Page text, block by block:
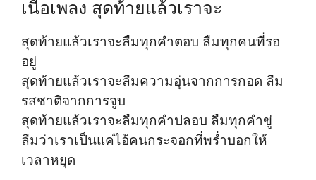
เนื้อเพลง สุดท้ายแล้วเราจะ
สุดท้ายแล้วเราจะลืมทุกคำตอบ ลืมทุกคนที่รอ
อยู่
สุดท้ายแล้วเราจะลืมความอุ่นจากการกอด ลืม
รสชาติจากการจูบ
สุดท้ายแล้วเราจะลืมทุกคำปลอบ ลืมทุกคำขู่
ลืมว่าเราเป็นแค่ไอ้คนกระจอกที่พร่ำบอกให้
เวลาหยุด